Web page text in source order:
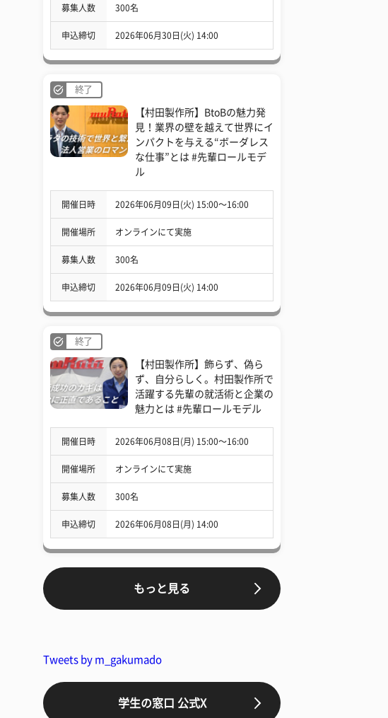
募集人数 300名
申込締切 2026年06月30日(火) 14:00
終了
【村田製作所】BtoBの魅力発
見！業界の壁を越えて世界にイ
ンパクトを与える“ボーダレス
な仕事”とは #先輩ロールモデ
ル
開催日時 2026年06月09日(火) 15:00〜16:00
開催場所 オンラインにて実施
募集人数 300名
申込締切 2026年06月09日(火) 14:00
終了
【村田製作所】飾らず、偽ら
ず、自分らしく。村田製作所で
活躍する先輩の就活術と企業の
魅力とは #先輩ロールモデル
開催日時 2026年06月08日(月) 15:00〜16:00
開催場所 オンラインにて実施
募集人数 300名
申込締切 2026年06月08日(月) 14:00
もっと見る
Tweets by m_gakumado
学生の窓口 公式X